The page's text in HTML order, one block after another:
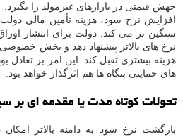
جهش قیمتی در بازارهای غیرمولد را بگیرد.
افزایش نرخ سود، هزینه تأمین مالی
سنگین تر می کند. دولت برای انتشار
نرخ های بالاتر پیشنهاد دهد و بخش خصوصی
هزینه بیشتری تقبل کند. این امر بر تعادل
های حمایتی بنگاه ها هم اثرگذار خواهد بود.
تحولات کوتاه مدت یا مقدمه ای بر
بازگشت نرخ سود به دامنه بالاتر امکان